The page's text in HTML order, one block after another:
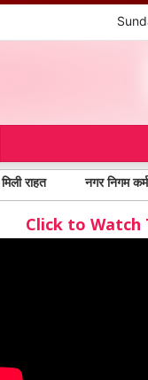
नगर निगम कर्मचारियों की
Click to Watch